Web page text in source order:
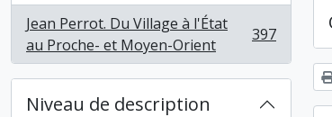
Jean Perrot. Du Village à l'État
au Proche- et Moyen-Orient
, 397 résultats 397
Niveau de description